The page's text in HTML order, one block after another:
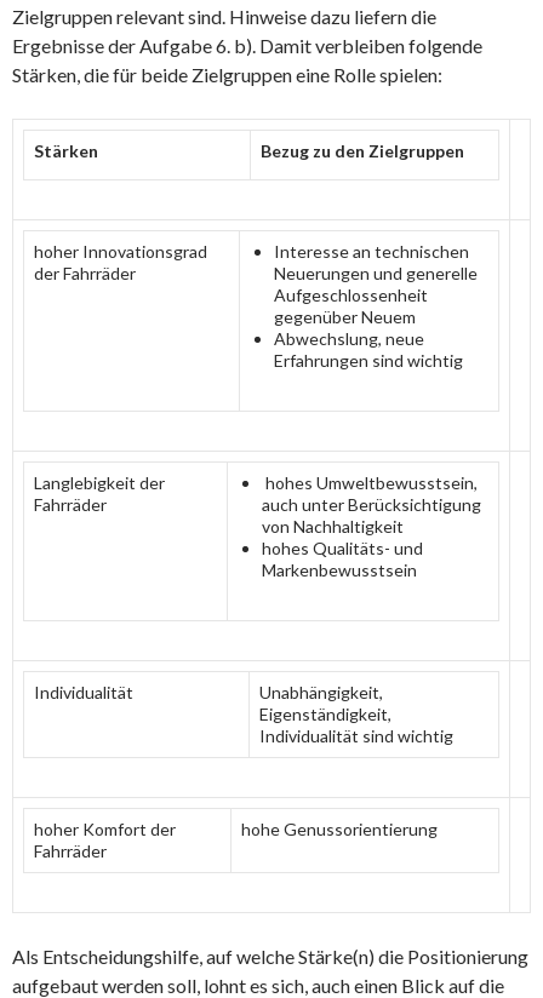
Zielgruppen relevant sind. Hinweise dazu liefern die
Ergebnisse der Aufgabe 6. b). Damit verbleiben folgende
Stärken, die für beide Zielgruppen eine Rolle spielen:
Stärken Bezug zu den Zielgruppen
hoher Innovationsgrad
der Fahrräder
Interesse an technischen
Neuerungen und generelle
Aufgeschlossenheit
gegenüber Neuem
Abwechslung, neue
Erfahrungen sind wichtig
Langlebigkeit der
Fahrräder
hohes Umweltbewusstsein,
auch unter Berücksichtigung
von Nachhaltigkeit
hohes Qualitäts- und
Markenbewusstsein
Individualität
Unabhängigkeit,
Eigenständigkeit,
Individualität sind wichtig
hoher Komfort der
Fahrräder
hohe Genussorientierung
Als Entscheidungshilfe, auf welche Stärke(n) die Positionierung
aufgebaut werden soll, lohnt es sich, auch einen Blick auf die